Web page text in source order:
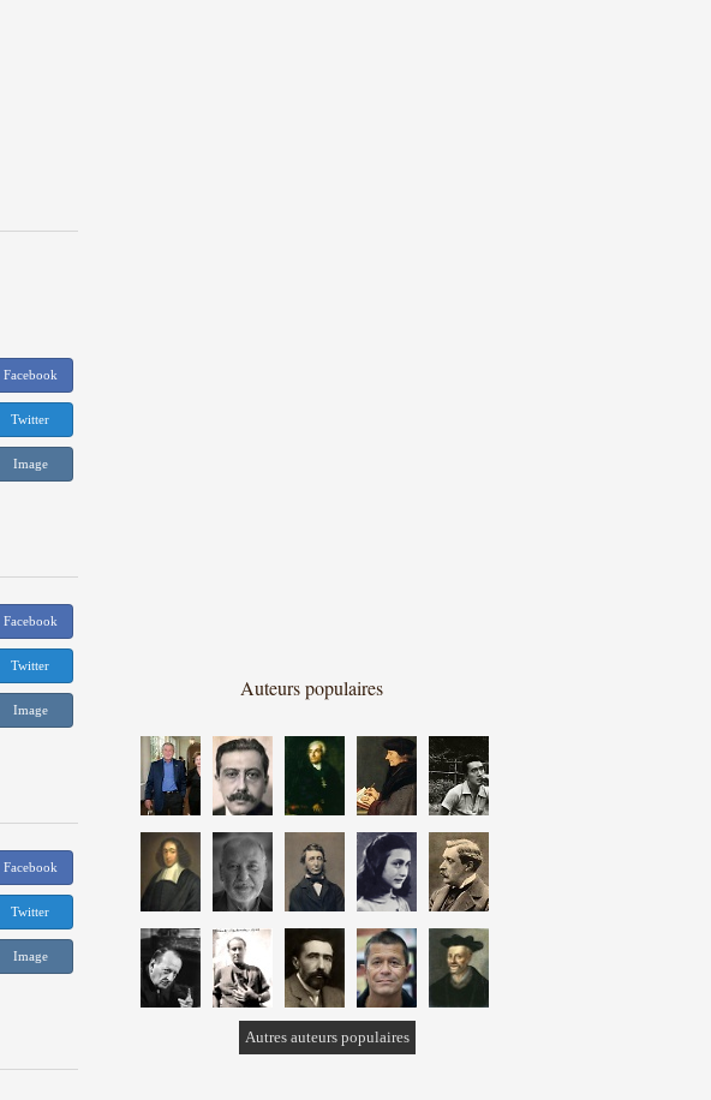
Facebook
Twitter
Image
Facebook
Twitter
Image
Facebook
Twitter
Image
Auteurs populaires
Autres auteurs populaires